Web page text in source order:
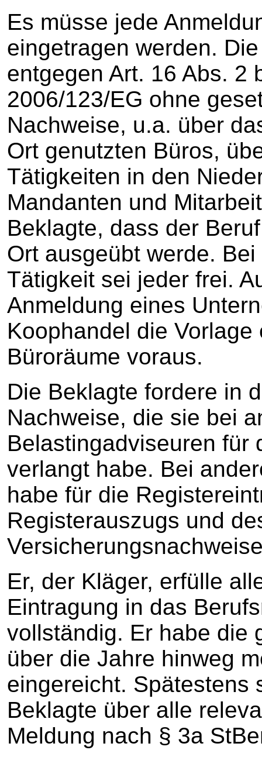
Es müsse jede
eingetragen werden.
entgegen Art. 16 Abs. 2
2006/123/EG ohne
Nachweise, u.a. über
Ort genutzten Büros,
Tätigkeiten in den
Mandanten und
Beklagte, dass der
Ort ausgeübt werde.
Tätigkeit sei jeder frei.
Anmeldung eines
Koophandel die
Büroräume voraus.
Die Beklagte fordere in
Nachweise, die sie bei
Belastingadviseuren für
verlangt habe. Bei
habe für die
Registerauszugs und
Er, der Kläger, erfülle
Eintragung in das
vollständig. Er habe die
über die Jahre hinweg
eingereicht. Spätestens
Beklagte über alle
Meldung nach § 3a